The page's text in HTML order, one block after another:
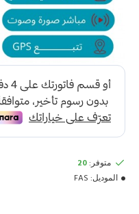
متوفر:20
الموديل: FAS